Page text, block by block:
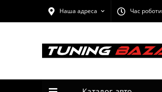
Наша адреса Час роботи